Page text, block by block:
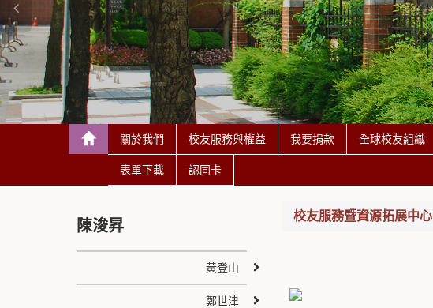
關於我們 校友服務與權益 我要捐款 全球校友組織
表單下載 認同卡
校友服務暨資源拓展中心
陳浚昇
黃登山
鄭世津